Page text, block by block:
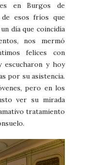
en Burgos de
esos fríos que
día que coincidía
nos mermó
felices con
escucharon y hoy
por su asistencia.
pero en los
ver su mirada
tratamiento